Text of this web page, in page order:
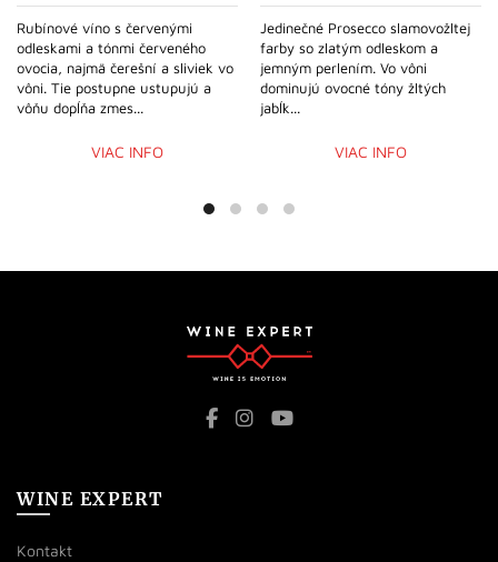
Rubínové víno s červenými
odleskami a tónmi červeného
ovocia, najmä čerešní a sliviek vo
vôni. Tie postupne ustupujú a
vôňu dopĺňa zmes...
VIAC INFO
Jedinečné Prosecco slamovožltej
farby so zlatým odleskom a
jemným perlením. Vo vôni
dominujú ovocné tóny žltých
jabĺk...
VIAC INFO
WINE EXPERT
Kontakt